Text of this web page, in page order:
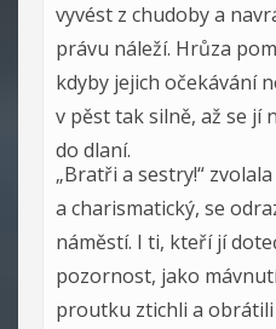
vyvést z chudoby a
právu náleží. Hrůza
kdyby jejich očekávání
v pěst tak silně, až se jí
do dlaní.
„Bratři a sestry!“
a charismatický, se
náměstí. I ti, kteří jí
pozornost, jako
proutku ztichli a obrátili